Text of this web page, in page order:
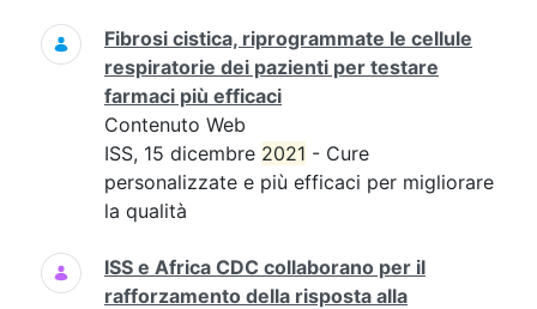
Fibrosi cistica, riprogrammate le cellule
respiratorie dei pazienti per testare
farmaci più efficaci
Contenuto Web
ISS, 15 dicembre 2021 - Cure
personalizzate e più efficaci per migliorare
la qualità
ISS e Africa CDC collaborano per il
rafforzamento della risposta alla